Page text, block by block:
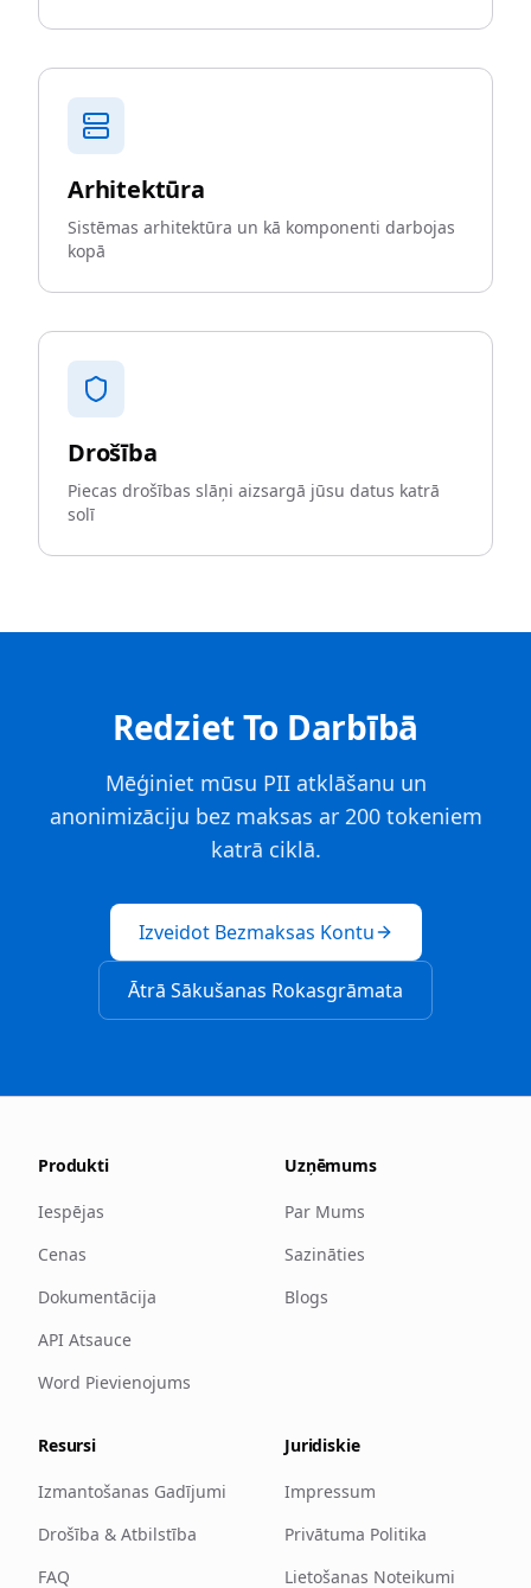
Arhitektūra
Sistēmas arhitektūra un kā komponenti darbojas
kopā
Drošība
Piecas drošības slāņi aizsargā jūsu datus katrā
solī
Redziet To Darbībā
Mēģiniet mūsu PII atklāšanu un
anonimizāciju bez maksas ar 200 tokeniem
katrā ciklā.
Izveidot Bezmaksas Kontu
Ātrā Sākušanas Rokasgrāmata
Produkti
Iespējas
Cenas
Dokumentācija
API Atsauce
Word Pievienojums
Uzņēmums
Par Mums
Sazināties
Blogs
Resursi
Izmantošanas Gadījumi
Drošība & Atbilstība
FAQ
Juridiskie
Impressum
Privātuma Politika
Lietošanas Noteikumi